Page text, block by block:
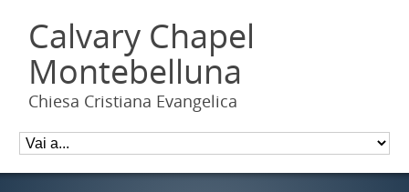
Calvary Chapel
Montebelluna
Chiesa Cristiana Evangelica